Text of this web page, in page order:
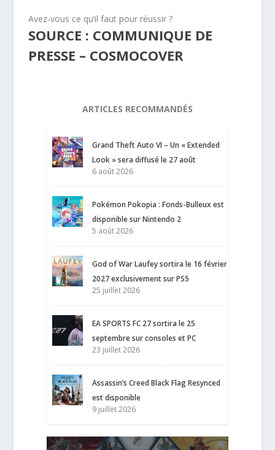
Avez-vous ce qu’il faut pour réussir ?
SOURCE : COMMUNIQUE DE
PRESSE – COSMOCOVER
ARTICLES RECOMMANDÉS
Grand Theft Auto VI – Un « Extended
Look » sera diffusé le 27 août
6 août 2026
Pokémon Pokopia : Fonds-Bulleux est
disponible sur Nintendo 2
5 août 2026
God of War Laufey sortira le 16 février
2027 exclusivement sur PS5
25 juillet 2026
EA SPORTS FC 27 sortira le 25
septembre sur consoles et PC
23 juillet 2026
Assassin’s Creed Black Flag Resynced
est disponible
9 juillet 2026